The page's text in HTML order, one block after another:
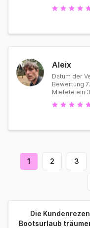
Aleix
Datum der
Bewertung
Mietete ein
1 2 3
Die
Bootsurlaub